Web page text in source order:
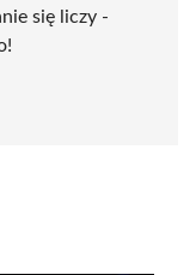
się liczy -